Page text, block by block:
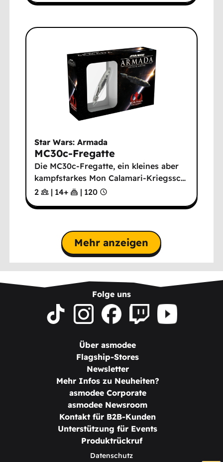
Star Wars: Armada
MC30c-Fregatte
Die MC30c-Fregatte, ein kleines aber
kampfstarkes Mon Calamari-Kriegssc…
2
| 14+ | 120
Mehr anzeigen
Folge uns
Über asmodee
Flagship-Stores
Newsletter
Mehr Infos zu Neuheiten?
asmodee Corporate
asmodee Newsroom
Kontakt für B2B-Kunden
Unterstützung für Events
Produktrückruf
Datenschutz